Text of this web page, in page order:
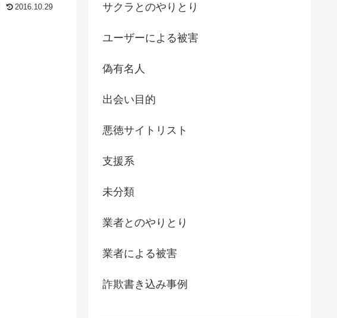
2016.10.29 サクラとのやりとり
ユーザーによる被害
偽有名人
出会い目的
悪徳サイトリスト
支援系
未分類
業者とのやりとり
業者による被害
詐欺書き込み事例